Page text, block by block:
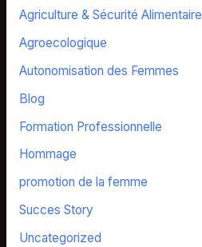
Agriculture & Sécurité Alimentaire
Agroecologique
Autonomisation des Femmes
Blog
Formation Professionnelle
Hommage
promotion de la femme
Succes Story
Uncategorized